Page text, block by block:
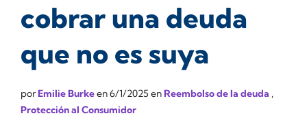
cobrar una deuda
que no es suya
porEmilie Burkeen6/1/2025 enReembolso de la deuda ,
Protección al Consumidor